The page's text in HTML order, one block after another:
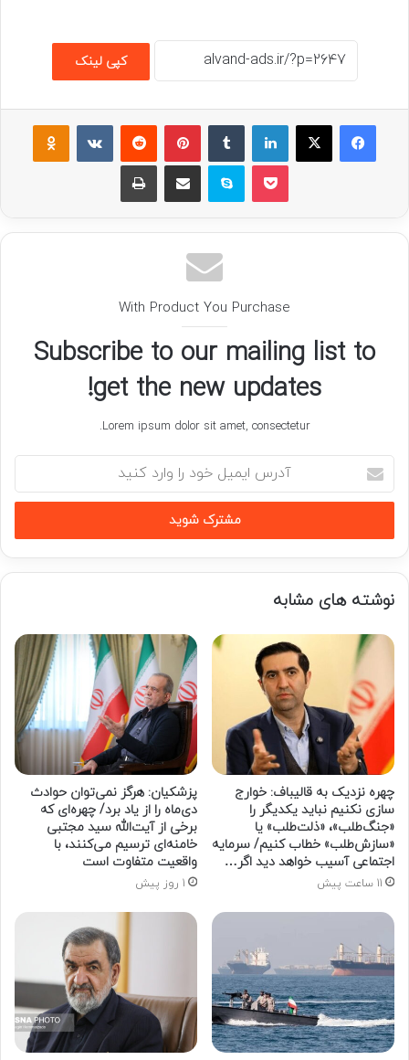
کپی لینک
فیسبوکایکس لینکداینتامبلر پینتریستReddit
VKontakte
پاکت اسکایپ اشتراک گذاری با ایمیل چاپ
With Product You Purchase
Subscribe to our mailing list to
get the new updates!
Lorem ipsum dolor sit amet, consectetur.
آدرس
ایمیل
خود
وارد
کنید
نوشته های مشابه
چهره نزدیک به قالیباف: خوارج
سازی نکنیم نباید یکدیگر را
«جنگ‌طلب»، «ذلت‌طلب» یا
«سازش‌طلب» خطاب کنیم/ سرمایه
اجتماعی آسیب خواهد دید اگر…
11 ساعت پیش
پزشکیان: هرگز نمی‌توان حوادث
دی‌ماه را از یاد برد/ چهره‌ای که
برخی از آیت‌الله سید مجتبی
خامنه‌ای ترسیم می‌کنند، با
واقعیت متفاوت است
1 روز پیش